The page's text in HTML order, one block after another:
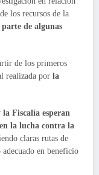
los recursos de la
de algunas
de los primeros
realizada por la
Fiscalía esperan
la lucha contra la
claras rutas de
en beneficio